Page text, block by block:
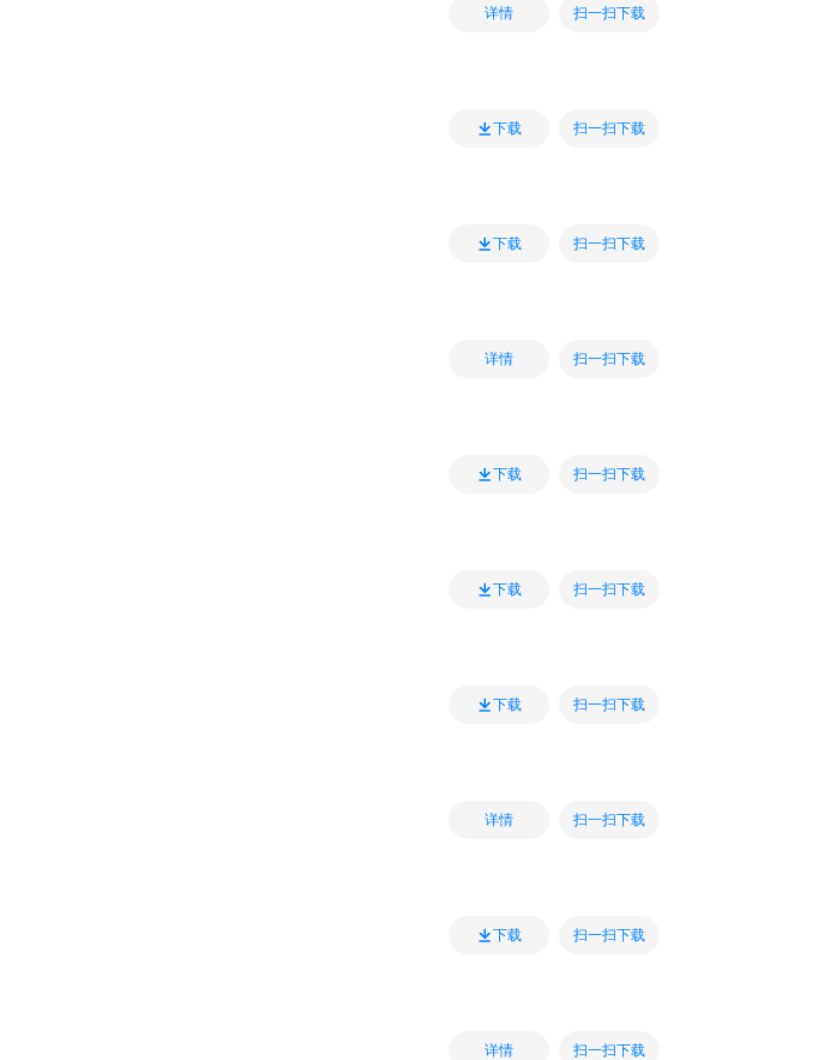
详情 扫一扫下载
下载 扫一扫下载
下载 扫一扫下载
详情 扫一扫下载
下载 扫一扫下载
下载 扫一扫下载
下载 扫一扫下载
详情 扫一扫下载
下载 扫一扫下载
详情 扫一扫下载